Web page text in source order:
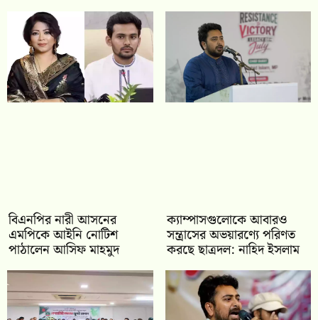
বিএনপির নারী আসনের
এমপিকে আইনি নোটিশ
পাঠালেন আসিফ মাহমুদ
ক্যাম্পাসগুলোকে আবারও
সন্ত্রাসের অভয়ারণ্যে পরিণত
করছে ছাত্রদল: নাহিদ ইসলাম